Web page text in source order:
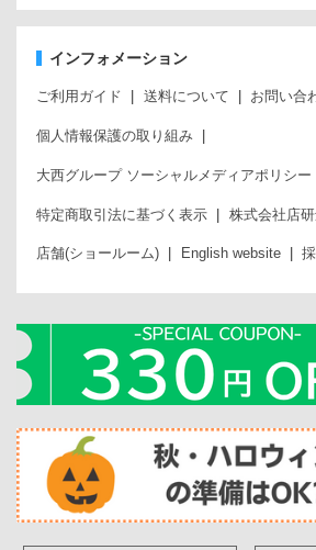
インフォメーション
ご利用ガイド 送料について お問い合
個人情報保護の取り組み
大西グループ ソーシャルメディアポリシー
特定商取引法に基づく表示 株式会社店
店舗(ショールーム) English website